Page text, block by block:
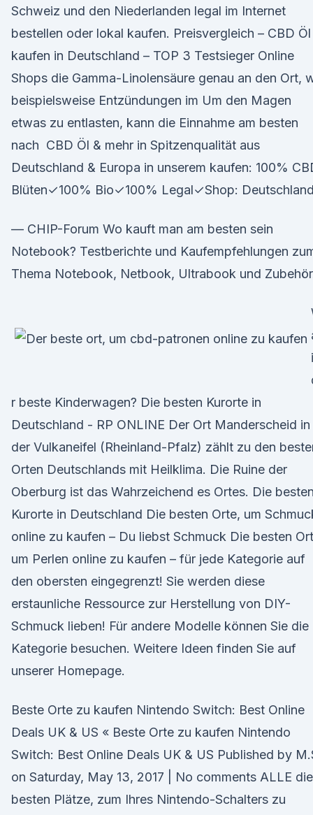
Schweiz und den Niederlanden legal im Internet
bestellen oder lokal kaufen. Preisvergleich – CBD Öl
kaufen in Deutschland – TOP 3 Testsieger Online
Shops die Gamma-Linolensäure genau an den Ort,
beispielsweise Entzündungen im Um den Magen
etwas zu entlasten, kann die Einnahme am besten
nach CBD Öl & mehr in Spitzenqualität aus
Deutschland & Europa in unserem kaufen: 100%
Blüten✓100% Bio✓100% Legal✓Shop:
— CHIP-Forum Wo kauft man am besten sein
Notebook? Testberichte und Kaufempfehlungen
Thema Notebook, Netbook, Ultrabook und
r beste Kinderwagen? Die besten Kurorte in
Deutschland - RP ONLINE Der Ort Manderscheid in
der Vulkaneifel (Rheinland-Pfalz) zählt zu den
Orten Deutschlands mit Heilklima. Die Ruine der
Oberburg ist das Wahrzeichend es Ortes. Die besten
Kurorte in Deutschland Die besten Orte, um
online zu kaufen – Du liebst Schmuck Die besten
um Perlen online zu kaufen – für jede Kategorie auf
den obersten eingegrenzt! Sie werden diese
erstaunliche Ressource zur Herstellung von DIY-
Schmuck lieben! Für andere Modelle können Sie die
Kategorie besuchen. Weitere Ideen finden Sie auf
unserer Homepage.
Beste Orte zu kaufen Nintendo Switch: Best Online
Deals UK & US « Beste Orte zu kaufen Nintendo
Switch: Best Online Deals UK & US Published by
on Saturday, May 13, 2017 | No comments ALLE die
besten Plätze, zum Ihres Nintendo-Schalters zu